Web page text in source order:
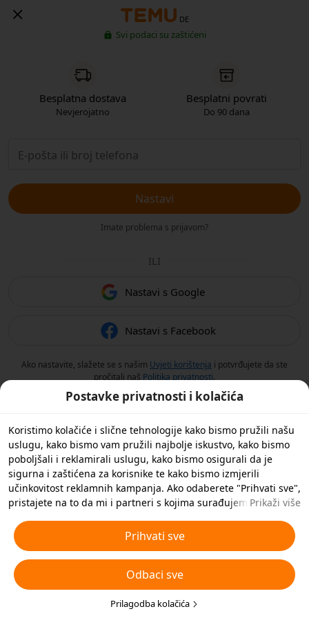
DE
Svi podaci su zaštićeni
Besplatna dostava
Nevjerojatno
Besplatni povrati
Do 90 dana
Nastavi
Imate problema s prijavom?
ILI
Nastavi s Google
Nastavi s Facebook
Ako nastavite, slažete se s našim Uvjeti korištenja i potvrđujete da ste
pročitali naš Politika privatnosti.
Postavke privatnosti i kolačića
Koristimo kolačiće i slične tehnologije kako bismo pružili našu
uslugu, kako bismo vam pružili najbolje iskustvo, kako bismo
poboljšali i reklamirali uslugu, kako bismo osigurali da je
sigurna i zaštićena za korisnike te kako bismo izmjerili
učinkovitost reklamnih kampanja. Ako odaberete "Prihvati sve",
pristajete na to da mi i partneri s kojima surađujemo
oglašavanja. Također možete 'Odbiti sve' nebitne kolačiće ili
odabrati koje vrste kolačića želite prihvatiti ili onemogućiti
klikom na 'Prilagodi kolačiće' ispod ili u bilo kojem trenutku u
svojim postavkama privatnosti. Za više pojedinosti pogledajte
našaPravila o kolačićima i sličnim tehnologijama.
Prikaži više
Prihvati sve
Odbaci sve
Prilagodba kolačića